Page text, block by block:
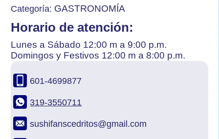
Categoría: GASTRONOMÍA
Horario de atención:
Lunes a Sábado 12:00 m a 9:00 p.m.
Domingos y Festivos 12:00 m a 8:00 p.m.
601-4699877
319-3550711
sushifanscedritos@gmail.com